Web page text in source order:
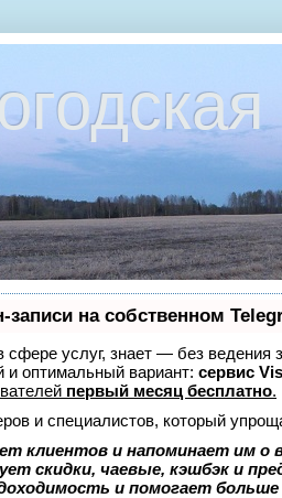
записи на собственном
сфере услуг, знает — без
оптимальный вариант: сервис
первый месяц бесплатно.
и специалистов, который
клиентов и напоминает им о
скидки, чаевые, кэшбэк и
и помогает